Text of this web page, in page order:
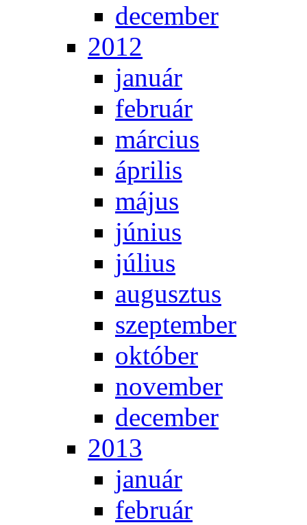
de­cem­ber
2012
ja­nu­ár
feb­ru­ár
már­ci­us
áp­ri­lis
má­jus
jú­ni­us
jú­li­us
au­gusz­tus
szep­tem­ber
ok­tó­ber
no­vem­ber
de­cem­ber
2013
ja­nu­ár
feb­ru­ár